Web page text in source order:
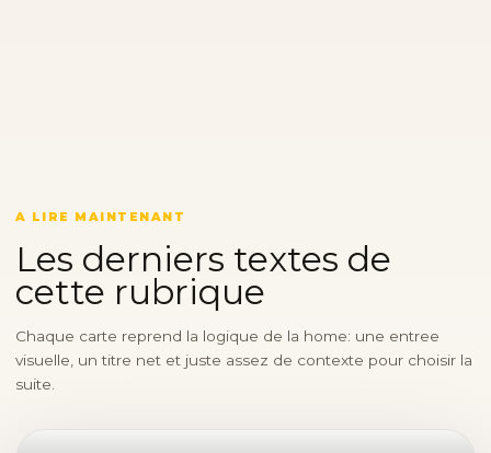
A LIRE MAINTENANT
Les derniers textes de
cette rubrique
Chaque carte reprend la logique de la home: une entree
visuelle, un titre net et juste assez de contexte pour choisir la
suite.